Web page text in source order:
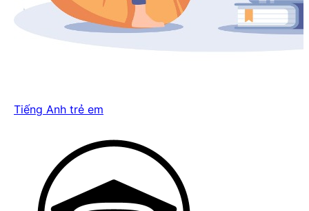
Tiếng Anh trẻ em